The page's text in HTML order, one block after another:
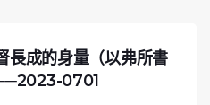
長成的身量（以弗所書
0701